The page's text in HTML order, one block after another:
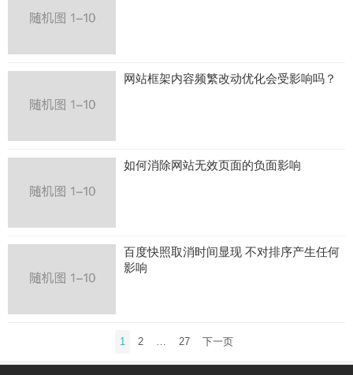
网站框架内容频繁改动优化会受影响吗？
如何消除网站无效页面的负面影响
百度快照取消时间显现 不对排序产生任何
影响
1 2 … 27 下一页